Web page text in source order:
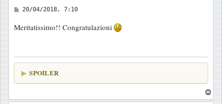
M
s
a
g
20/04/2018, 7:10
Meritatissimo!! Congratulazioni
SPOILER
o